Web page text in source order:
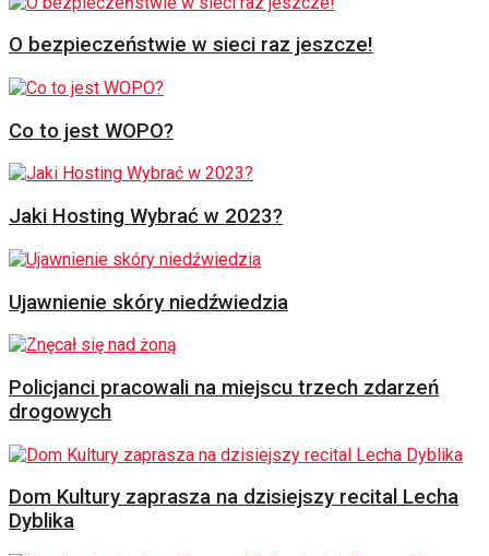
O bezpieczeństwie w sieci raz jeszcze!
Co to jest WOPO?
Jaki Hosting Wybrać w 2023?
Ujawnienie skóry niedźwiedzia
Policjanci pracowali na miejscu trzech zdarzeń
drogowych
Dom Kultury zaprasza na dzisiejszy recital Lecha
Dyblika